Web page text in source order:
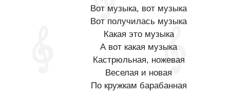
Вот музыка, вот музыка
Вот получилась музыка
Какая это музыка
А вот какая музыка
Кастрюльная, ножевая
Веселая и новая
По кружкам барабанная